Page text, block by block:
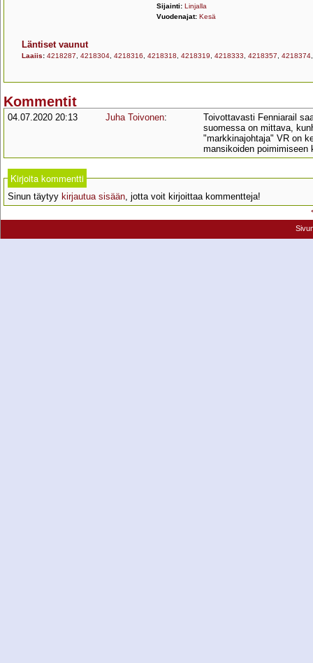
Sijainti: Linjalla
Vuodenajat: Kesä
Läntiset vaunut
Laaiis: 4218287 4218304 4218316 4218318 4218319 4218333 4218357 4218374
Kommentit
04.07.2020 20:13 Juha Toivonen:
Toivottavasti Fenniarail
suomessa on mittava,
"markkinajohtaja" VR on
mansikoiden
Kirjoita kommentti
Sinun täytyy kirjautua sisään, jotta voit kirjoittaa kommentteja!